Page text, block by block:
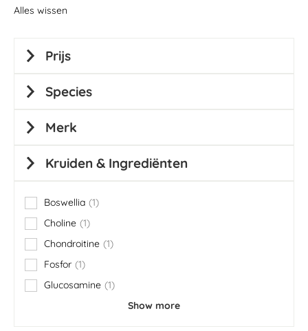
Alles wissen
Prijs
Species
Merk
Kruiden & Ingrediënten
Boswellia 1
item
Choline 1
item
Chondroitine 1
item
Fosfor 1
item
Glucosamine 1
item
Show more